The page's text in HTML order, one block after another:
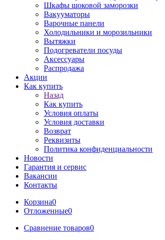
Шкафы шоковой заморозки
Вакууматоры
Варочные панели
Холодильники и морозильники
Вытяжки
Подогреватели посуды
Аксессуары
Распродажа
Акции
Как купить
Назад
Как купить
Условия оплаты
Условия доставки
Возврат
Реквизиты
Политика конфиденциальности
Новости
Гарантия и сервис
Вакансии
Контакты
Корзина0
Отложенные0
Сравнение товаров0